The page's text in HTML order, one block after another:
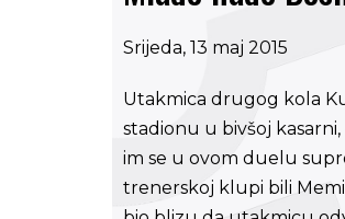
Srijeda, 13 maj 2015
Utakmica drugog kola
stadionu u bivšoj
im se u ovom duelu
trenerskoj klupi bili